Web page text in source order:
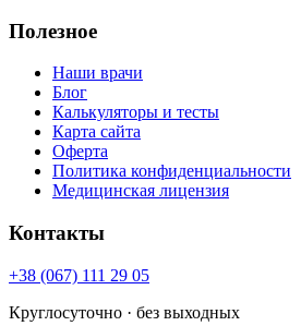
Полезное
Наши врачи
Блог
Калькуляторы и тесты
Карта сайта
Оферта
Политика конфиденциальности
Медицинская лицензия
Контакты
+38 (067) 111 29 05
Круглосуточно · без выходных